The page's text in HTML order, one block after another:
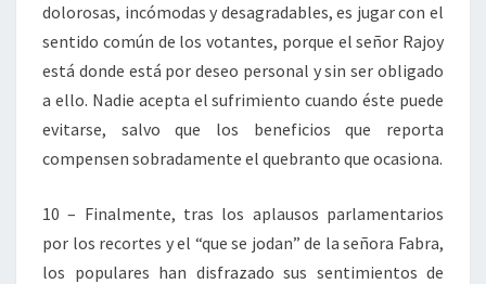
dolorosas, incómodas y desagradables, es jugar con el
sentido común de los votantes, porque el señor Rajoy
está donde está por deseo personal y sin ser obligado
a ello. Nadie acepta el sufrimiento cuando éste puede
evitarse, salvo que los beneficios que reporta
compensen sobradamente el quebranto que ocasiona.
10 – Finalmente, tras los aplausos parlamentarios
por los recortes y el “que se jodan” de la señora Fabra,
los populares han disfrazado sus sentimientos de